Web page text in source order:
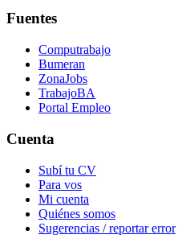
Fuentes
Computrabajo
Bumeran
ZonaJobs
TrabajoBA
Portal Empleo
Cuenta
Subí tu CV
Para vos
Mi cuenta
Quiénes somos
Sugerencias / reportar error